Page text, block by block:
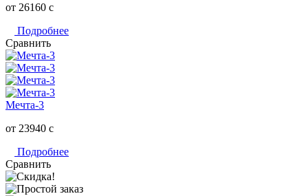
от 26160 c
Подробнее
Сравнить
Мечта-3
от 23940 c
Подробнее
Сравнить